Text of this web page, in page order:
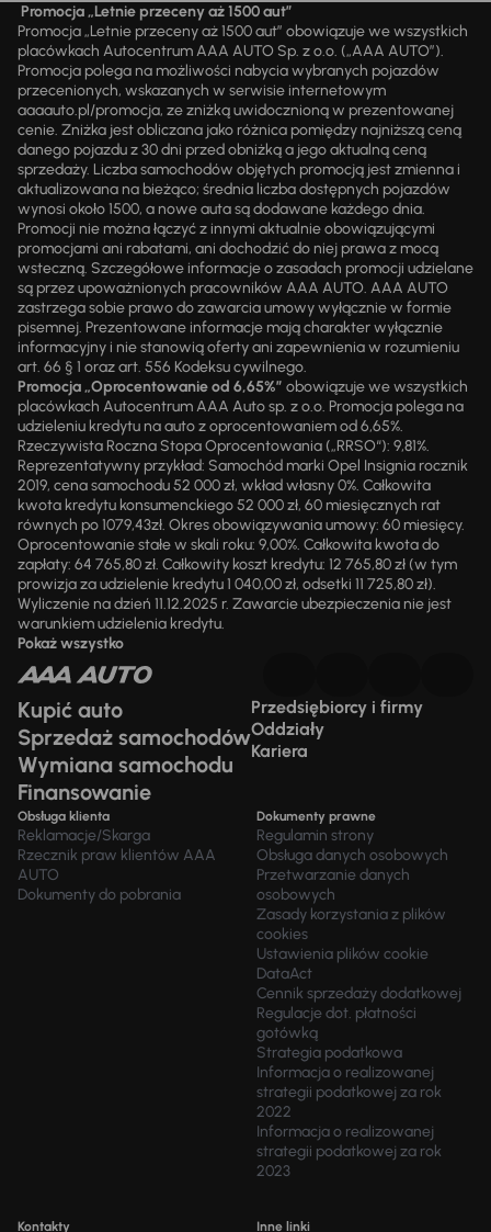
Promocja „Letnie przeceny aż 1500 aut”
Promocja „Letnie przeceny aż 1500 aut” obowiązuje we wszystkich
placówkach Autocentrum AAA AUTO Sp. z o.o. („AAA AUTO”).
Promocja polega na możliwości nabycia wybranych pojazdów
przecenionych, wskazanych w serwisie internetowym
aaaauto.pl/promocja, ze zniżką uwidocznioną w prezentowanej
cenie. Zniżka jest obliczana jako różnica pomiędzy najniższą ceną
danego pojazdu z 30 dni przed obniżką a jego aktualną ceną
sprzedaży. Liczba samochodów objętych promocją jest zmienna i
aktualizowana na bieżąco; średnia liczba dostępnych pojazdów
wynosi około 1500, a nowe auta są dodawane każdego dnia.
Promocji nie można łączyć z innymi aktualnie obowiązującymi
promocjami ani rabatami, ani dochodzić do niej prawa z mocą
wsteczną. Szczegółowe informacje o zasadach promocji udzielane
są przez upoważnionych pracowników AAA AUTO. AAA AUTO
zastrzega sobie prawo do zawarcia umowy wyłącznie w formie
pisemnej. Prezentowane informacje mają charakter wyłącznie
informacyjny i nie stanowią oferty ani zapewnienia w rozumieniu
art. 66 § 1 oraz art. 556 Kodeksu cywilnego.
Promocja „Oprocentowanie od 6,65%” obowiązuje we wszystkich
placówkach Autocentrum AAA Auto sp. z o.o. Promocja polega na
udzieleniu kredytu na auto z oprocentowaniem od 6,65%.
Rzeczywista Roczna Stopa Oprocentowania („RRSO“): 9,81%.
Reprezentatywny przykład: Samochód marki Opel Insignia rocznik
2019, cena samochodu 52 000 zł, wkład własny 0%. Całkowita
kwota kredytu konsumenckiego 52 000 zł, 60 miesięcznych rat
równych po 1079,43zł. Okres obowiązywania umowy: 60 miesięcy.
Oprocentowanie stałe w skali roku: 9,00%. Całkowita kwota do
zapłaty: 64 765,80 zł. Całkowity koszt kredytu: 12 765,80 zł (w tym
prowizja za udzielenie kredytu 1 040,00 zł, odsetki 11 725,80 zł).
Wyliczenie na dzień 11.12.2025 r. Zawarcie ubezpieczenia nie jest
warunkiem udzielenia kredytu.
Pokaż wszystko
Kupić auto
Sprzedaż samochodów
Wymiana samochodu
Finansowanie
Przedsiębiorcy i firmy
Oddziały
Kariera
Obsługa klienta
Reklamacje/Skarga
Rzecznik praw klientów AAA
AUTO
Dokumenty do pobrania
Dokumenty prawne
Regulamin strony
Obsługa danych osobowych
Przetwarzanie danych
osobowych
Zasady korzystania z plików
cookies
Ustawienia plików cookie
DataAct
Cennik sprzedaży dodatkowej
Regulacje dot. płatności
gotówką
Strategia podatkowa
Informacja o realizowanej
strategii podatkowej za rok
2022
Informacja o realizowanej
strategii podatkowej za rok
2023
Kontakty Inne linki